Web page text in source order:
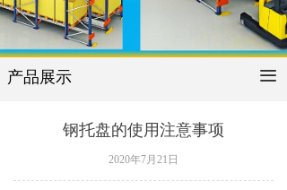
끀
产品展示
钢托盘的使用注意事项
2020年7月21日